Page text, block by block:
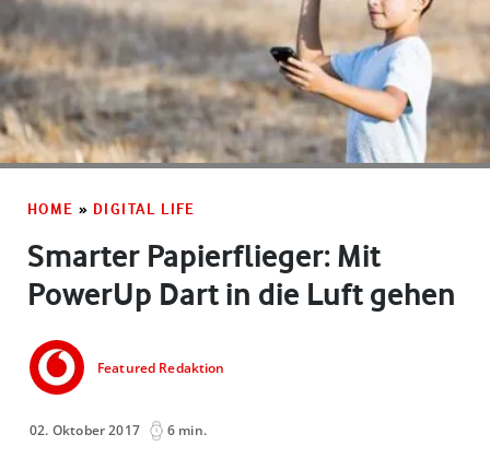
HOME » DIGITAL LIFE
Smarter Papierflieger: Mit
PowerUp Dart in die Luft gehen
Featured Redaktion
02. Oktober 2017 6 min.